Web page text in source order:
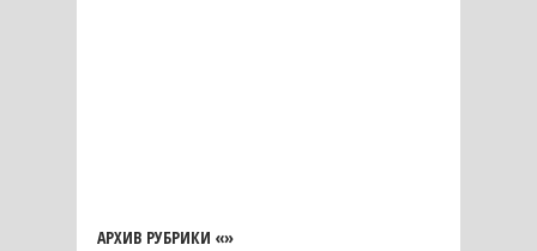
АРХИВ РУБРИКИ «»